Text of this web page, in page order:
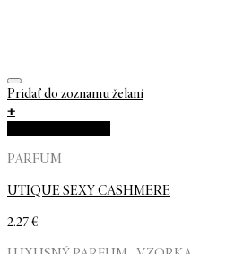
Pridať do zoznamu želaní
+
PARFUM
UTIQUE SEXY CASHMERE
2.27€